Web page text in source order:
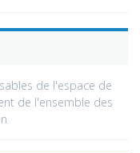
de l'espace de
de l'ensemble des